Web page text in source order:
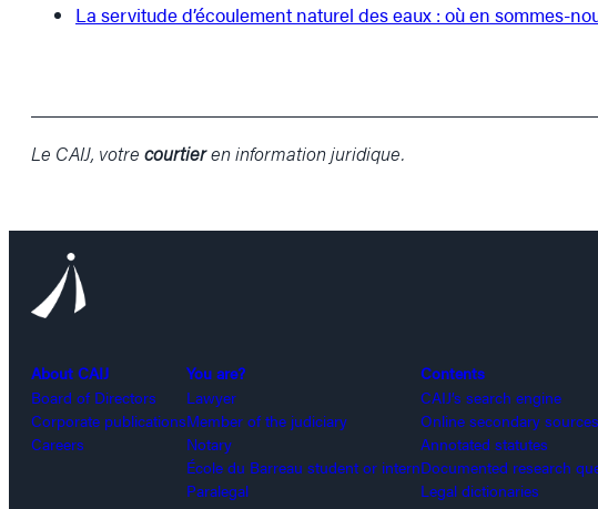
La servitude d’écoulement naturel des eaux : où en sommes-
Le CAIJ, votre courtieren information juridique.
About CAIJ
Board of Directors
Corporate publications
Careers
You are?
Lawyer
Member of the judiciary
Notary
École du Barreau student or intern
Paralegal
Contents
CAIJ’s search engine
Online secondary sources
Annotated statutes
Documented research
Legal dictionaries